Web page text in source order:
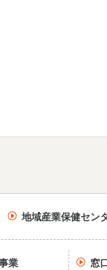
地域産業保健セン
業
窓